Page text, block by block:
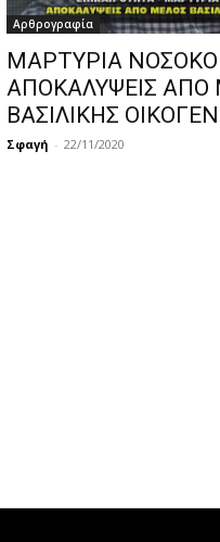
Αρθρογραφία
ΜΑΡΤΥΡΙΑ
ΑΠΟΚΑΛΥΨΕΙΣ ΑΠΟ
ΒΑΣΙΛΙΚΗΣ
Σφαγή - 22/11/2020